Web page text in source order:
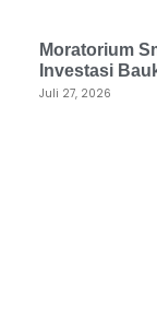
Moratorium
Investasi
Juli 27, 2026